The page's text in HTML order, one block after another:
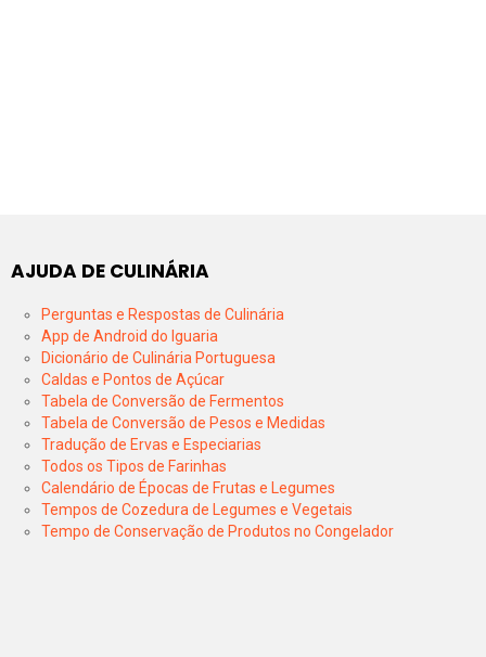
AJUDA DE CULINÁRIA
Perguntas e Respostas de Culinária
App de Android do Iguaria
Dicionário de Culinária Portuguesa
Caldas e Pontos de Açúcar
Tabela de Conversão de Fermentos
Tabela de Conversão de Pesos e Medidas
Tradução de Ervas e Especiarias
Todos os Tipos de Farinhas
Calendário de Épocas de Frutas e Legumes
Tempos de Cozedura de Legumes e Vegetais
Tempo de Conservação de Produtos no Congelador